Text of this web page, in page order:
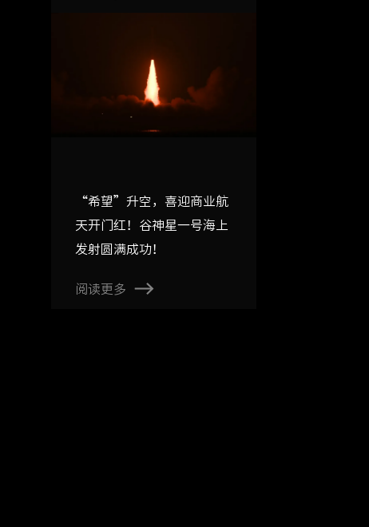
“希望”升空，喜迎商业航
天开门红！谷神星一号海上
发射圆满成功！
阅读更多